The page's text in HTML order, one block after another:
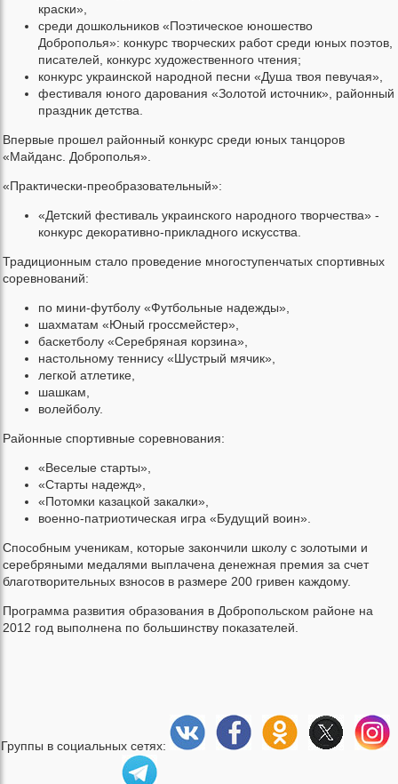
краски»,
среди дошкольников «Поэтическое юношество
Доброполья»: конкурс творческих работ среди юных поэтов,
писателей, конкурс художественного чтения;
конкурс украинской народной песни «Душа твоя певучая»,
фестиваля юного дарования «Золотой источник», районный
праздник детства.
Впервые прошел районный конкурс среди юных танцоров
«Майданс. Доброполья».
«Практически-преобразовательный»:
«Детский фестиваль украинского народного творчества» -
конкурс декоративно-прикладного искусства.
Традиционным стало проведение многоступенчатых спортивных
соревнований:
по мини-футболу «Футбольные надежды»,
шахматам «Юный гроссмейстер»,
баскетболу «Серебряная корзина»,
настольному теннису «Шустрый мячик»,
легкой атлетике,
шашкам,
волейболу.
Районные спортивные соревнования:
«Веселые старты»,
«Старты надежд»,
«Потомки казацкой закалки»,
военно-патриотическая игра «Будущий воин».
Способным ученикам, которые закончили школу с золотыми и
серебряными медалями выплачена денежная премия за счет
благотворительных взносов в размере 200 гривен каждому.
Программа развития образования в Добропольском районе на
2012 год выполнена по большинству показателей.
Группы в социальных сетях: